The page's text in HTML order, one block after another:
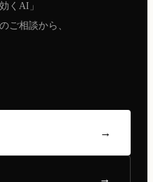
くAI」
ご相談から、
→
→